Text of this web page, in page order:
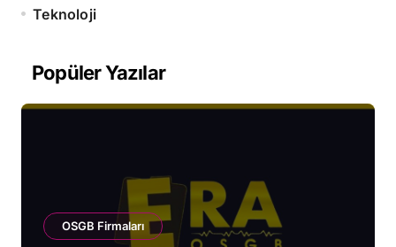
Teknoloji
Popüler Yazılar
OSGB Firmaları